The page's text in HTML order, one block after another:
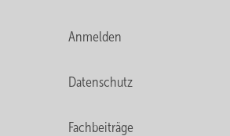
Anmelden
Datenschutz
Fachbeiträge